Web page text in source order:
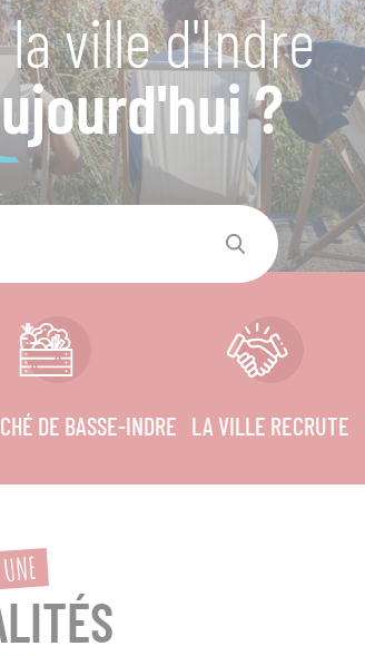
ville d'Indre
?
DE BASSE-INDRE LA VILLE RECRUTE